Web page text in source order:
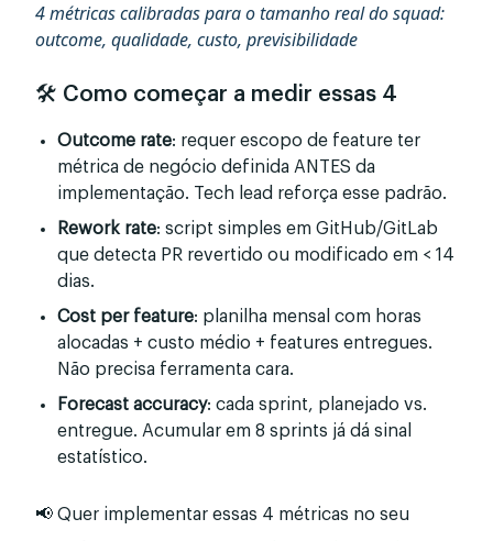
4 métricas calibradas para o tamanho real do squad:
outcome, qualidade, custo, previsibilidade
🛠️ Como começar a medir essas 4
Outcome rate: requer escopo de feature ter
métrica de negócio definida ANTES da
implementação. Tech lead reforça esse padrão.
Rework rate: script simples em GitHub/GitLab
que detecta PR revertido ou modificado em < 14
dias.
Cost per feature: planilha mensal com horas
alocadas + custo médio + features entregues.
Não precisa ferramenta cara.
Forecast accuracy: cada sprint, planejado vs.
entregue. Acumular em 8 sprints já dá sinal
estatístico.
📢 Quer implementar essas 4 métricas no seu